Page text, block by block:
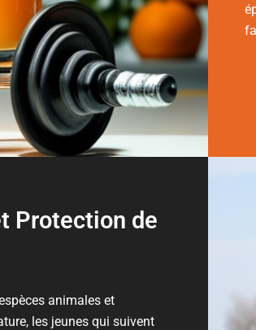
Protection de
animales et
les jeunes qui suivent